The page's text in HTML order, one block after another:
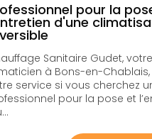
pour la
d'une
Sanitaire Gudet, votre
à Bons-en-
service si vous cherchez
pour la pose et